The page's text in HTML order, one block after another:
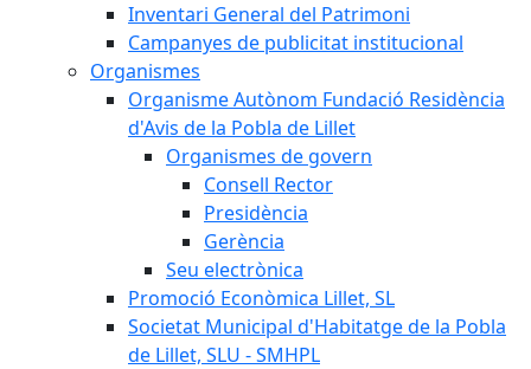
Inventari General del Patrimoni
Campanyes de publicitat institucional
Organismes
Organisme Autònom Fundació Residència
d'Avis de la Pobla de Lillet
Organismes de govern
Consell Rector
Presidència
Gerència
Seu electrònica
Promoció Econòmica Lillet, SL
Societat Municipal d'Habitatge de la Pobla
de Lillet, SLU - SMHPL